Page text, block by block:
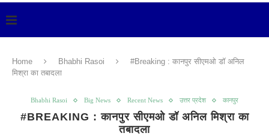
Home Bhabhi Rasoi
#Breaking : कानपुर सीएमओ डॉ अनिल
मिश्रा का तबादला
Bhabhi Rasoi Big News Recent News उत्तर प्रदेश कानपुर
#BREAKING : कानपुर सीएमओ डॉ अनिल मिश्रा का
तबादला